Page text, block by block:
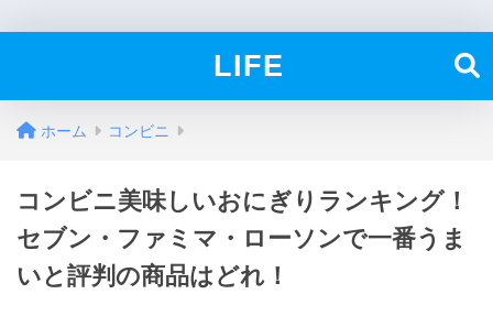
LIFE
ホーム コンビニ
コンビニ美味しいおにぎりランキング！
セブン・ファミマ・ローソンで一番うま
いと評判の商品はどれ！